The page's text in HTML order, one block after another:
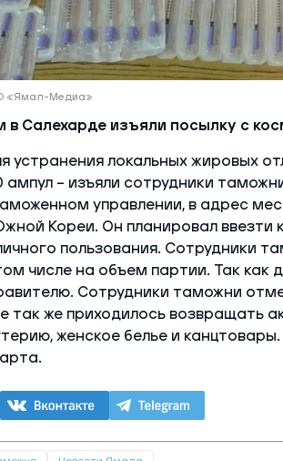
«Ямал-Медиа»
в Салехарде изъяли посылку с
устранения локальных жировых
ампул – изъяли сотрудники
управлении, в адрес
Кореи. Он планировал ввезти
пользования. Сотрудники
числе на объем партии. Так как
Сотрудники таможни
так же приходилось возвращать
женское белье и